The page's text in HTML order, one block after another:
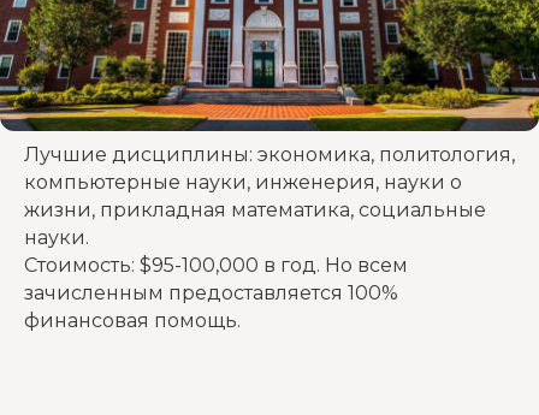
Лучшие дисциплины: экономика, политология,
компьютерные науки, инженерия, науки о
жизни, прикладная математика, социальные
науки.
Стоимость: $95-100,000 в год. Но всем
зачисленным предоставляется 100%
финансовая помощь.